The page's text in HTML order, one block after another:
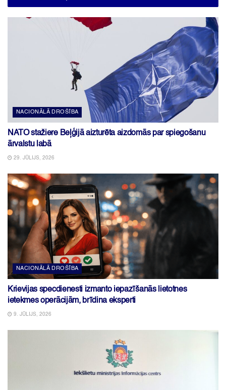
NACIONĀLĀ DROŠĪBA
NATO stažiere Beļģijā aizturēta aizdomās par spiegošanu
ārvalstu labā
29. JŪLIJS, 2026
NACIONĀLĀ DROŠĪBA
Krievijas specdienesti izmanto iepazīšanās lietotnes
ietekmes operācijām, brīdina eksperti
9. JŪLIJS, 2026